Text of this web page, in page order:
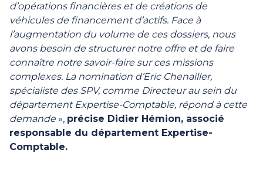
d’opérations financières et de créations de
véhicules de financement d’actifs. Face à
l’augmentation du volume de ces dossiers, nous
avons besoin de structurer notre offre et de faire
connaître notre savoir-faire sur ces missions
complexes. La nomination d’Eric Chenailler,
spécialiste des SPV, comme Directeur au sein du
département Expertise-Comptable, répond à cette
demande», précise Didier Hémion, associé
responsable du département Expertise-
Comptable.